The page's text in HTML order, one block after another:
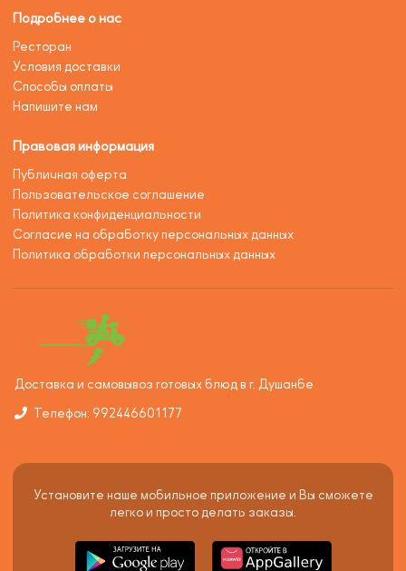
Подробнее о нас
Ресторан
Условия доставки
Способы оплаты
Напишите нам
Правовая информация
Публичная оферта
Пользовательское соглашение
Политика конфиденциальности
Согласие на обработку персональных данных
Политика обработки персональных данных
Доставка и самовывоз готовых блюд в г. Душанбе
Телефон: 992446601177
Установите наше мобильное приложение и Вы сможете
легко и просто делать заказы.